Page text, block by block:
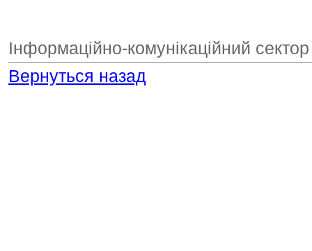
Інформаційно-комунікаційний
Вернуться назад